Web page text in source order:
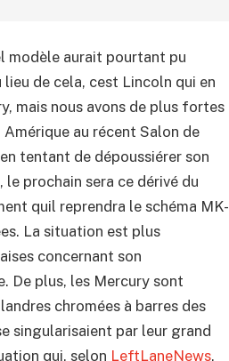
modèle aurait pourtant pu
de cela, cest Lincoln qui en
mais nous avons de plus fortes
au récent Salon de
tentant de dépoussiérer son
, le prochain sera ce dérivé du
quil reprendra le schéma MK-
La situation est plus
concernant son
De plus, les Mercury sont
chromées à barres des
singularisaient par leur grand
qui, selon LeftLaneNews,